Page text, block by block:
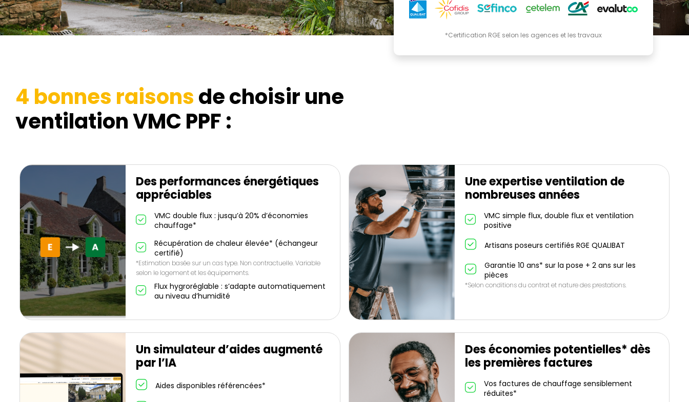
*Certification RGE selon les agences et les travaux
4 bonnes raisonsde choisir une
ventilation VMC PPF :
Des performances énergétiques
appréciables
VMC double flux : jusqu’à 20% d’économies
chauffage*
Récupération de chaleur élevée* (échangeur
certifié)
*Estimation basée sur un cas type. Non contractuelle. Variable
selon le logement et les équipements.
Flux hygroréglable : s’adapte automatiquement
au niveau d’humidité
Une expertise ventilation de
nombreuses années
VMC simple flux, double flux et ventilation
positive
Artisans poseurs certifiés RGE QUALIBAT
Garantie 10 ans* sur la pose + 2 ans sur les
pièces
*Selon conditions du contrat et nature des prestations.
Un simulateur d’aides augmenté
par l’IA
Aides disponibles référencées*
Des économies potentielles* dès
les premières factures
Vos factures de chauffage sensiblement
réduites*